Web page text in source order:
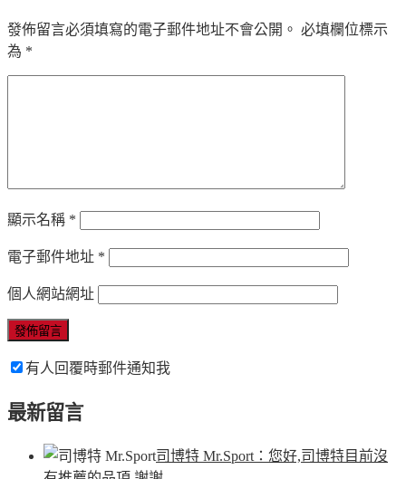
發佈留言必須填寫的電子郵件地址不會公開。 必填欄位標示
為 *
顯示名稱 *
電子郵件地址 *
個人網站網址
有人回覆時郵件通知我
最新留言
司博特 Mr.Sport ：您好,司博特目前沒